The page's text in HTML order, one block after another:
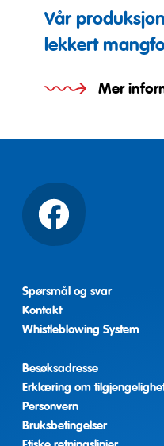
Vår
lekkert
Mer
Facebook
Spørsmål og svar
Kontakt
Whistleblowing System
Besøksadresse
Erklæring om
Personvern
Bruksbetingelser